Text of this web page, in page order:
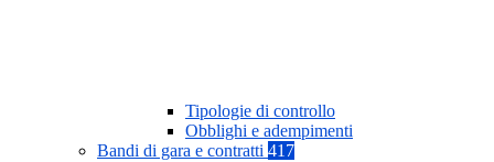
Tipologie di controllo
Obblighi e adempimenti
Bandi di gara e contratti 417